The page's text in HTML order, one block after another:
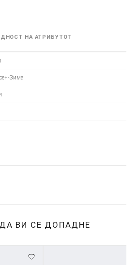
НА АТРИБУТОТ
Зима
ВИ СЕ ДОПАДНЕ